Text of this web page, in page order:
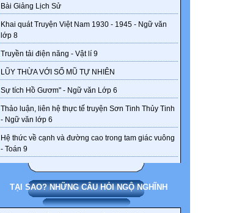
Bài Giảng Lịch Sử
Khai quát Truyện Việt Nam 1930 - 1945 - Ngữ văn
lớp 8
Truyền tải điện năng - Vật lí 9
LŨY THỪA VỚI SỐ MŨ TỰ NHIÊN
Sự tích Hồ Gươm" - Ngữ văn Lớp 6
Thảo luận, liên hệ thực tế truyện Sơn Tinh Thủy Tinh
- Ngữ văn lớp 6
Hệ thức về cạnh và đường cao trong tam giác vuông
- Toán 9
TẠI SAO? NHỮNG CÂU HỎI NGỘ NGHĨNH